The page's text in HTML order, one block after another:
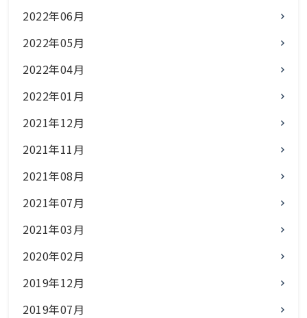
2022年06月
2022年05月
2022年04月
2022年01月
2021年12月
2021年11月
2021年08月
2021年07月
2021年03月
2020年02月
2019年12月
2019年07月